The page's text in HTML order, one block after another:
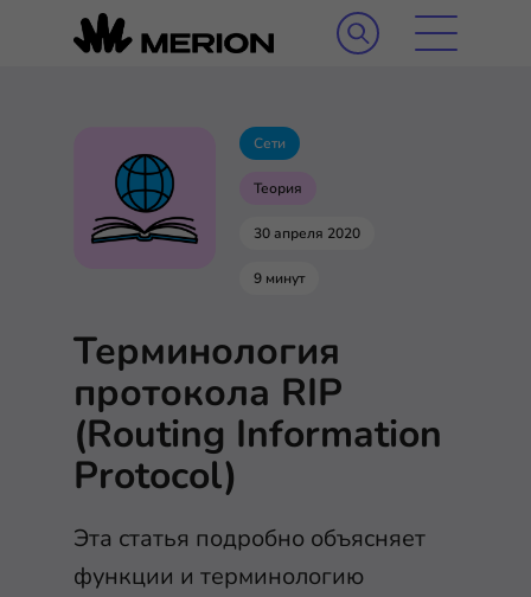
Сети
Теория
30 апреля 2020
9 минут
Терминология
протокола RIP
(Routing Information
Protocol)
Эта статья подробно объясняет
функции и терминологию